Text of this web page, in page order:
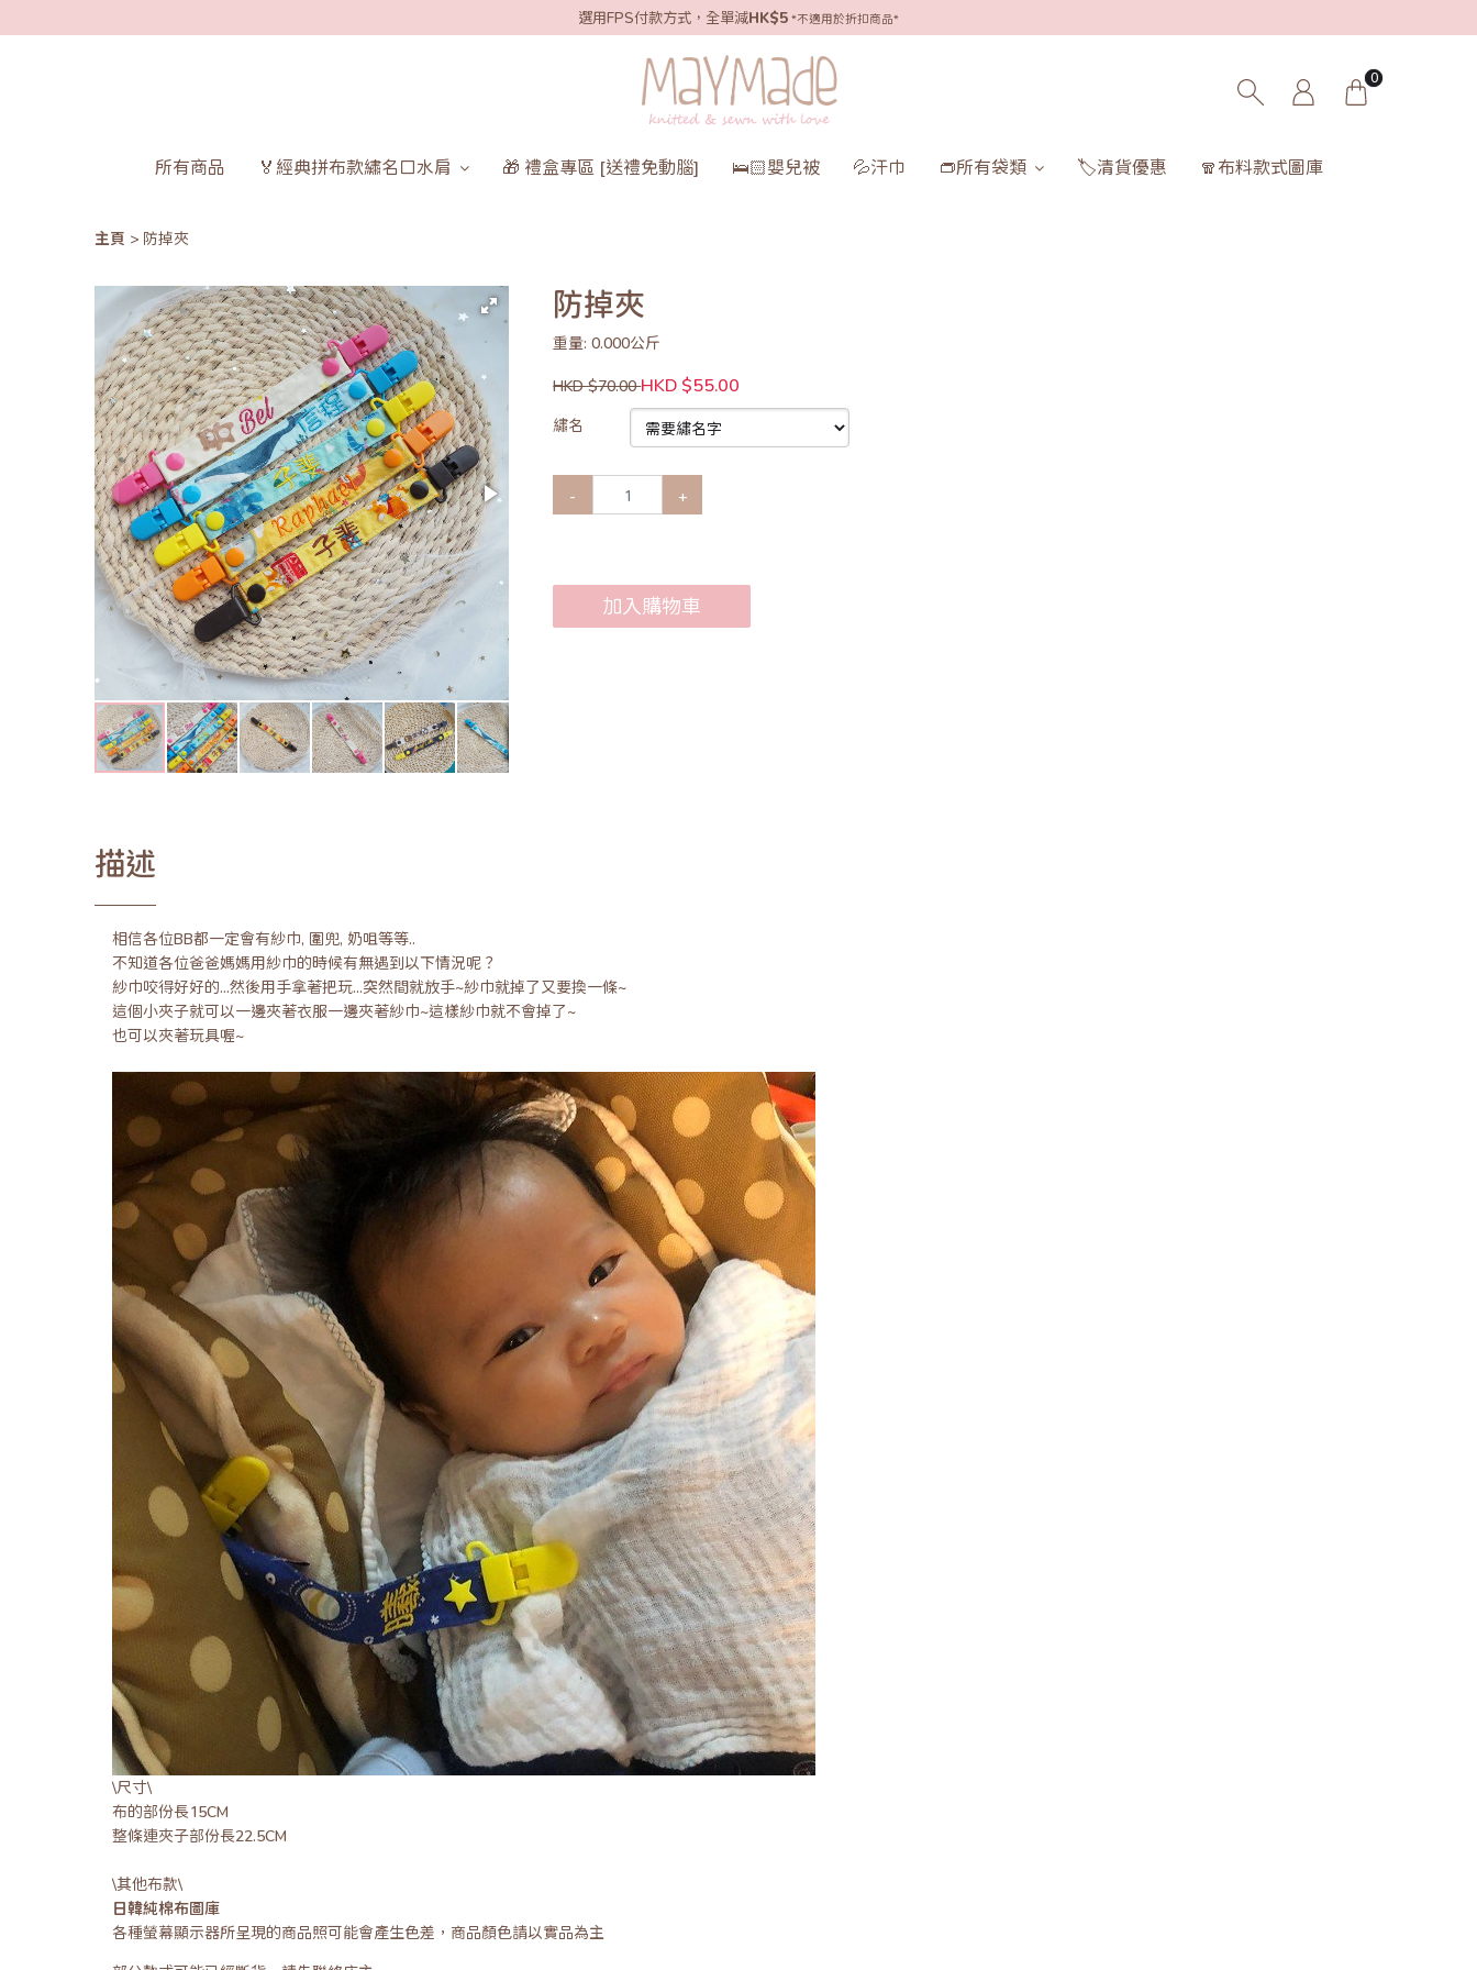
選用FPS付款方式，全單減HK$5 *不適用於折扣商品*
0
所有商品 🏅經典拼布款繡名口水肩 🎁 禮盒專區 [送禮免動腦] 🛌🏻嬰兒被 💦汗巾 👝所有袋類 🏷️清貨優惠 🧣布料款式圖庫
主頁 防掉夾
防掉夾
重量: 0.000公斤
HKD $70.00HKD $55.00
繡名
- +
加入購物車
描述
相信各位BB都一定會有紗巾, 圍兜, 奶咀等等..
不知道各位爸爸媽媽用紗巾的時候有無遇到以下情況呢？
紗巾咬得好好的...然後用手拿著把玩...突然間就放手~紗巾就掉了又要換一條~
這個小夾子就可以一邊夾著衣服一邊夾著紗巾~這樣紗巾就不會掉了~
也可以夾著玩具喔~
\尺寸\
布的部份長15CM
整條連夾子部份長22.5CM
\其他布款\
日韓純棉布圖庫
各種螢幕顯示器所呈現的商品照可能會產生色差，商品顏色請以實品為主